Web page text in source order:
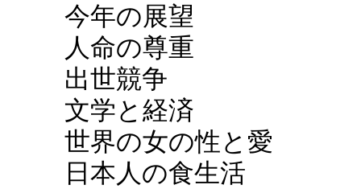
今年の展望
人命の尊重
出世競争
文学と経済
世界の女の性と愛
日本人の食生活